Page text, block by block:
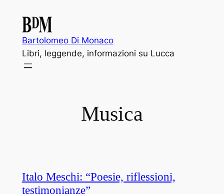
contenuto
Bartolomeo Di Monaco
Libri, leggende, informazioni su Lucca
Musica
Italo Meschi: “Poesie, riflessioni,
testimonianze”